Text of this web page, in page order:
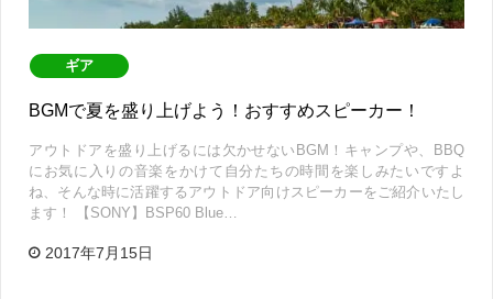
ギア
BGMで夏を盛り上げよう！おすすめスピーカー！
アウトドアを盛り上げるには欠かせないBGM！キャンプや、BBQ
にお気に入りの音楽をかけて自分たちの時間を楽しみたいですよ
ね、そんな時に活躍するアウトドア向けスピーカーをご紹介いたし
ます！ 【SONY】BSP60 Blue…
2017年7月15日